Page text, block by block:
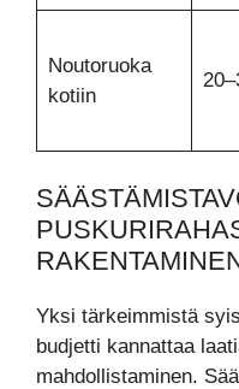
Noutoruoka
kotiin
Yksi tärkeimmistä
budjetti kannattaa
mahdollistaminen.